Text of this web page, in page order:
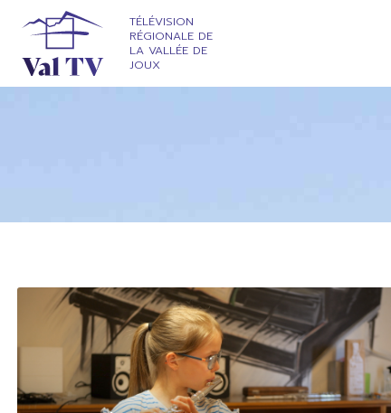
TÉLÉVISION
RÉGIONALE DE
LA VALLÉE DE
JOUX